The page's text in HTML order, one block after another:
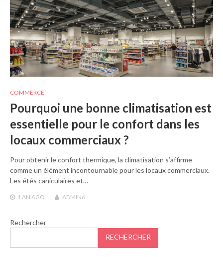
COMMERCE
Pourquoi une bonne climatisation est
essentielle pour le confort dans les
locaux commerciaux ?
Pour obtenir le confort thermique, la climatisation s’affirme
comme un élément incontournable pour les locaux commerciaux.
Les étés caniculaires et…
1 AN AGO ADMIN6
Rechercher
RECHERCHER